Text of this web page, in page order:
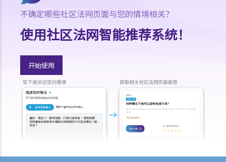
行？如果如此，组织者应何时停止公众集会或游行？
9. 公众集会及游行期间公共交通暂停，组织者及参与者需要为此向公共
交通公司补偿收入损失吗？
相关罪行
A. 公共秩序的罪行
1. 未经批准集结（《公安条例》第17A条）
2. 公众地方内扰乱秩序行为 （《公安条例》第17B条）
不确定哪些社区法网页面与您的情境相关？
使用社区法网智能推荐系统！
开始使用